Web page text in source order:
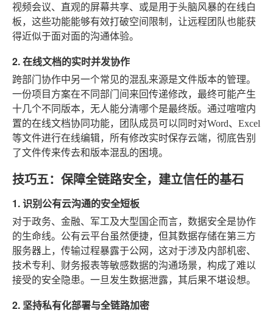
视频会议、直观的屏幕共享、或是用于头脑风暴的在线白
板，这些功能能够有效打破空间限制，让远程团队也能获
得近似于面对面的沟通体验。
2. 在线文档的实时并发协作
跨部门协作中另一个常见的混乱来源是文件版本的管理。
一份项目方案在不同部门间来回传递修改，最终可能产生
十几个不同版本，无人能分清哪个是最终版。通过喧喧内
置的在线文档协同功能，团队成员可以同时对Word、Excel
等文件进行在线编辑，所有修改实时保存云端，彻底告别
了文件传来传去和版本混乱的困境。
技巧五：保障全链路安全，建立信任的基石
1. 识别公有云沟通的安全短板
对于政务、金融、军工及大型国企而言，数据安全是协作
的生命线。公有云平台虽然便捷，但其数据存储在第三方
服务器上，传输过程暴露于公网，这对于涉及内部机密、
技术专利、财务报表等敏感数据的沟通场景，构成了难以
接受的安全隐患。一旦发生数据泄露，其后果不堪设想。
2. 坚持私有化部署与全链路加密